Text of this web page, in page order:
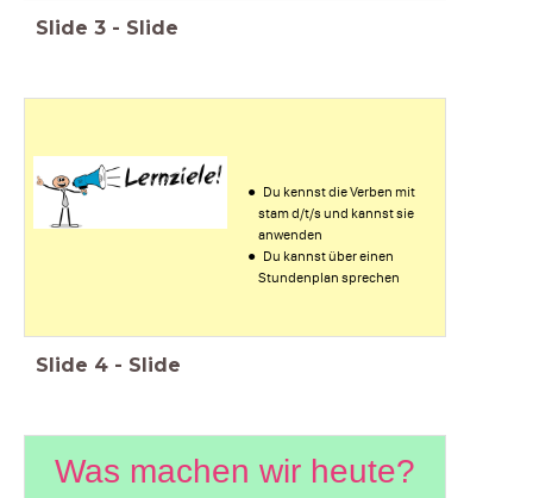
Slide 3 - Slide
Du kennst die Verben mit
stam d/t/s und kannst sie
anwenden
Du kannst über einen
Stundenplan sprechen
Slide 4 - Slide
Was machen wir heute?